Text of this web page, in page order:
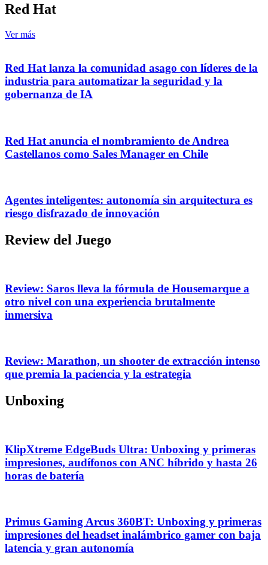
Red Hat
Ver más
Red Hat lanza la comunidad asago con líderes de la
industria para automatizar la seguridad y la
gobernanza de IA
Red Hat anuncia el nombramiento de Andrea
Castellanos como Sales Manager en Chile
Agentes inteligentes: autonomía sin arquitectura es
riesgo disfrazado de innovación
Review del Juego
Review: Saros lleva la fórmula de Housemarque a
otro nivel con una experiencia brutalmente
inmersiva
Review: Marathon, un shooter de extracción intenso
que premia la paciencia y la estrategia
Unboxing
KlipXtreme EdgeBuds Ultra: Unboxing y primeras
impresiones, audífonos con ANC híbrido y hasta 26
horas de batería
Primus Gaming Arcus 360BT: Unboxing y primeras
impresiones del headset inalámbrico gamer con baja
latencia y gran autonomía